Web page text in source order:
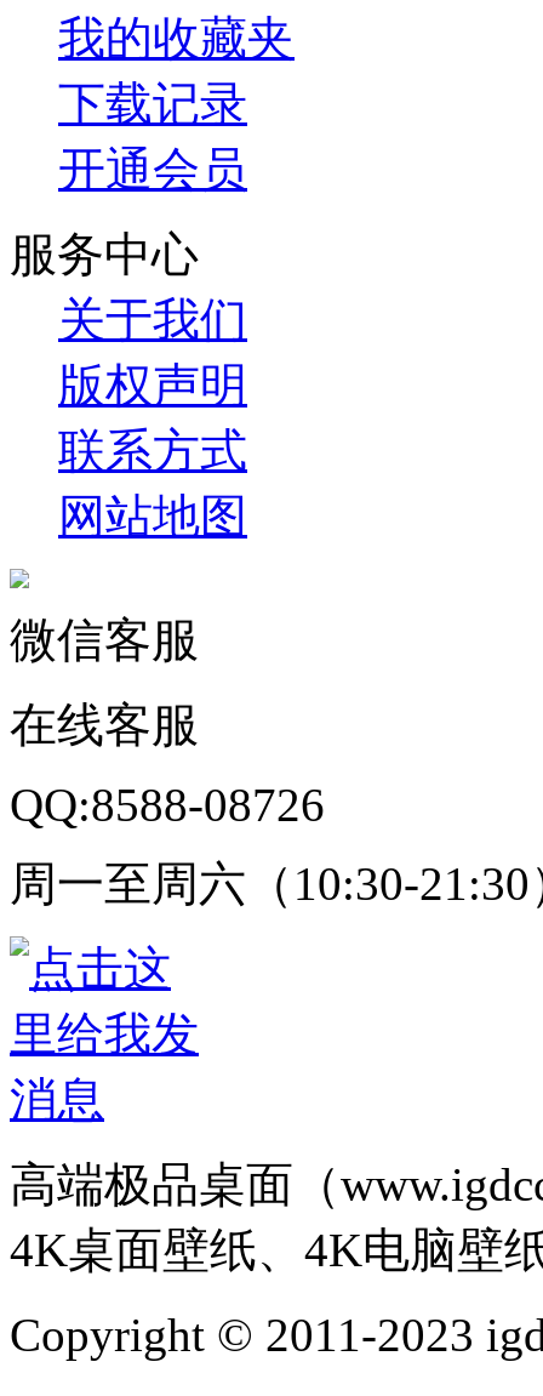
我的收藏夹
下载记录
开通会员
服务中心
关于我们
版权声明
联系方式
网站地图
微信客服
在线客服
QQ:8588-08726
周一至周六（10:30-21:30
高端极品桌面（
4K桌面壁纸、4K电脑壁
Copyright © 2011-2023